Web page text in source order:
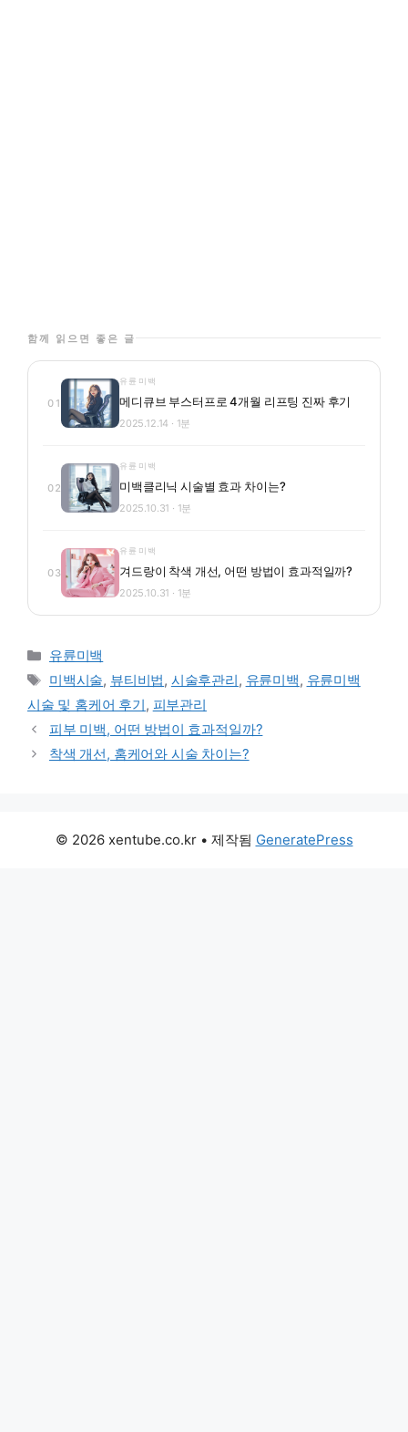
함께 읽으면 좋은 글
01
유륜미백
메디큐브 부스터프로 4개월 리프팅 진짜 후기
2025.12.14 · 1분
02
유륜미백
미백클리닉 시술별 효과 차이는?
2025.10.31 · 1분
03
유륜미백
겨드랑이 착색 개선, 어떤 방법이 효과적일까?
2025.10.31 · 1분
카테고리
유륜미백
태그
미백시술, 뷰티비법, 시술후관리, 유륜미백, 유륜미백
시술 및 홈케어 후기, 피부관리
피부 미백, 어떤 방법이 효과적일까?
착색 개선, 홈케어와 시술 차이는?
© 2026 xentube.co.kr• 제작됨 GeneratePress